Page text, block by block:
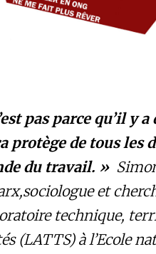
pas parce qu’il y
protège de tous les
du travail. »
et
technique,
(LATTS) à l’Ecole